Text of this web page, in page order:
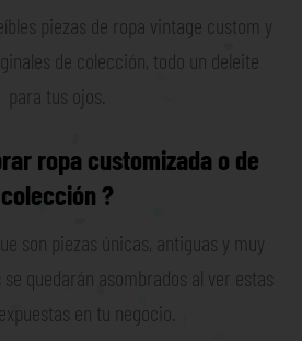
piezas de ropa vintage custom y
de colección, todo un deleite
para tus ojos.
ropa customizada o de
colección ?
son piezas únicas, antiguas y muy
se quedarán asombrados al ver estas
en tu negocio.